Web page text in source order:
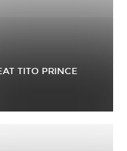
TITO PRINCE